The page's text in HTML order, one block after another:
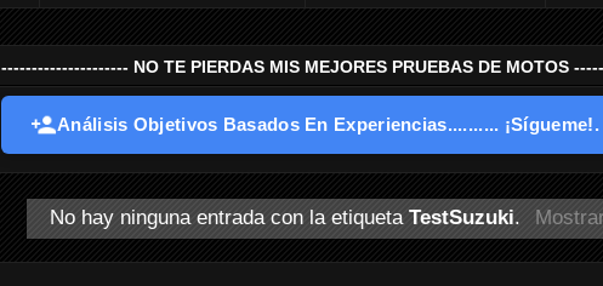
--------------------- NO TE PIERDAS MIS MEJORES PRUEBAS DE MOTOS
Análisis Objetivos Basados En Experiencias.......... ¡Sígueme!.
No hay ninguna entrada con la etiquetaTestSuzuki.